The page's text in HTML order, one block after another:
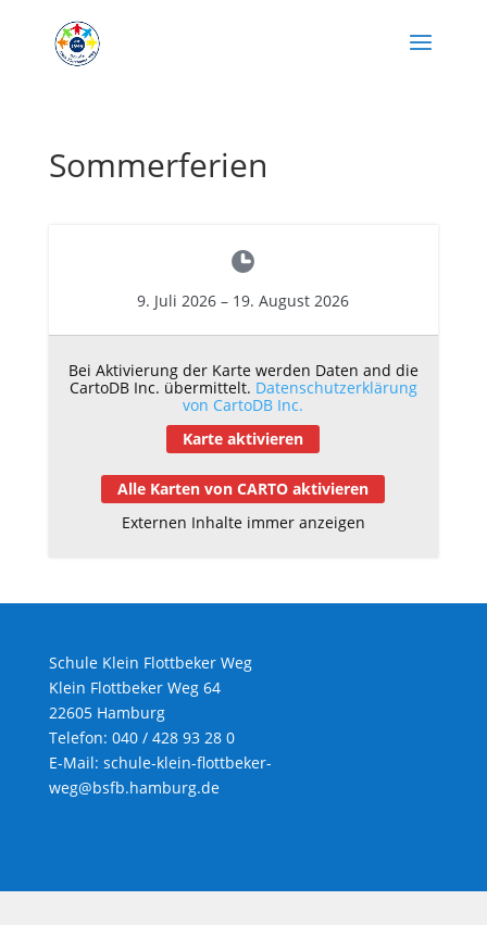
Sommerferien
9. Juli 2026 – 19. August 2026
Bei Aktivierung der Karte werden Daten and die
CartoDB Inc. übermittelt. Datenschutzerklärung
von CartoDB Inc.
Karte aktivieren
Alle Karten von CARTO aktivieren
Externen Inhalte immer anzeigen
Schule Klein Flottbeker Weg
Klein Flottbeker Weg 64
22605 Hamburg
Telefon: 040 / 428 93 28 0
E-Mail: schule-klein-flottbeker-
weg@bsfb.hamburg.de